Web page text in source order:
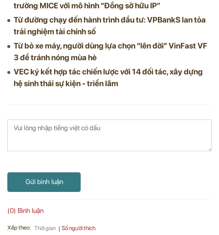
trường MICE với mô hình “Đồng sở hữu IP”
Từ đường chạy đến hành trình đầu tư: VPBankS lan tỏa
trải nghiệm tài chính số
Từ bỏ xe máy, người dùng lựa chọn “lên đời” VinFast VF
3 để tránh nóng mùa hè
VEC ký kết hợp tác chiến lược với 14 đối tác, xây dựng
hệ sinh thái sự kiện - triển lãm
Gửi bình luận
(0) Bình luận
Xếp theo: Thời gian Số người thích